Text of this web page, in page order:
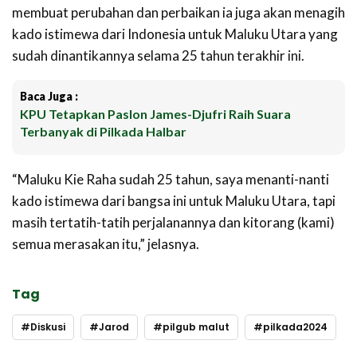
membuat perubahan dan perbaikan ia juga akan menagih
kado istimewa dari Indonesia untuk Maluku Utara yang
sudah dinantikannya selama 25 tahun terakhir ini.
Baca Juga :
KPU Tetapkan Paslon James-Djufri Raih Suara
Terbanyak di Pilkada Halbar
“Maluku Kie Raha sudah 25 tahun, saya menanti-nanti
kado istimewa dari bangsa ini untuk Maluku Utara, tapi
masih tertatih-tatih perjalanannya dan kitorang (kami)
semua merasakan itu,” jelasnya.
Tag
Diskusi Jarod pilgub malut pilkada2024